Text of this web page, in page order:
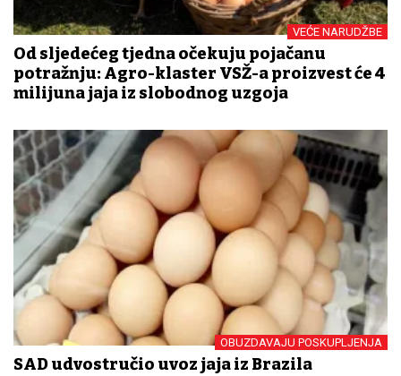
VEĆE NARUDŽBE
Od sljedećeg tjedna očekuju pojačanu
potražnju: Agro-klaster VSŽ-a proizvest će 4
milijuna jaja iz slobodnog uzgoja
OBUZDAVAJU POSKUPLJENJA
SAD udvostručio uvoz jaja iz Brazila